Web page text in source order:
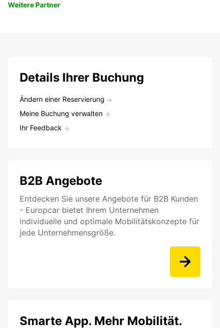
Weitere Partner
Details Ihrer Buchung
Ändern einer Reservierung
Meine Buchung verwalten
Ihr Feedback
B2B Angebote
Entdecken Sie unsere Angebote für B2B Kunden
- Europcar bietet Ihrem Unternehmen
individuelle und optimale Mobilitätskonzepte für
jede Unternehmensgröße.
Smarte App. Mehr Mobilität.